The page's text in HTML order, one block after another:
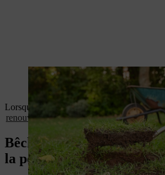
Les mottes de gazon coupées doivent avoir
Lorsque toute la surface est dégagée,
renouvellement complet de la pelouse par
Bêchage et correction
la pelouse